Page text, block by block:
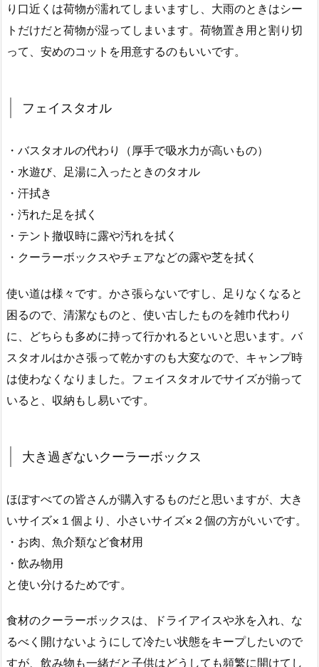
り口近くは荷物が濡れてしまいますし、大雨のときはシー
トだけだと荷物が湿ってしまいます。荷物置き用と割り切
って、安めのコットを用意するのもいいです。
フェイスタオル
・バスタオルの代わり（厚手で吸水力が高いもの）
・水遊び、足湯に入ったときのタオル
・汗拭き
・汚れた足を拭く
・テント撤収時に露や汚れを拭く
・クーラーボックスやチェアなどの露や芝を拭く
使い道は様々です。かさ張らないですし、足りなくなると
困るので、清潔なものと、使い古したものを雑巾代わり
に、どちらも多めに持って行かれるといいと思います。バ
スタオルはかさ張って乾かすのも大変なので、キャンプ時
は使わなくなりました。フェイスタオルでサイズが揃って
いると、収納もし易いです。
大き過ぎないクーラーボックス
ほぼすべての皆さんが購入するものだと思いますが、大き
いサイズ×１個より、小さいサイズ×２個の方がいいです。
・お肉、魚介類など食材用
・飲み物用
と使い分けるためです。
食材のクーラーボックスは、ドライアイスや氷を入れ、な
るべく開けないようにして冷たい状態をキープしたいので
すが、飲み物も一緒だと子供はどうしても頻繁に開けてし